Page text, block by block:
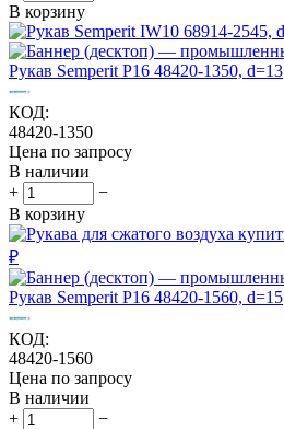
В корзину
Рукав Semperit P16 48420-1350, d=13
КОД:
48420-1350
Цена по запросу
В наличии
+
−
В корзину
Рукав Semperit P16 48420-1560, d=15
КОД:
48420-1560
Цена по запросу
В наличии
+
−